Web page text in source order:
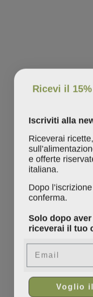
Ricevi il
Iscriviti alla
Riceverai
e offerte
italiana.
Dopo
conferma.
Solo dopo
riceverai il tuo
Email
Voglio